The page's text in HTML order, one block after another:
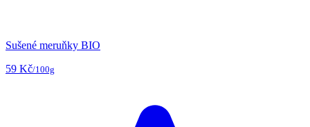
Sušené meruňky BIO
59 Kč/100g